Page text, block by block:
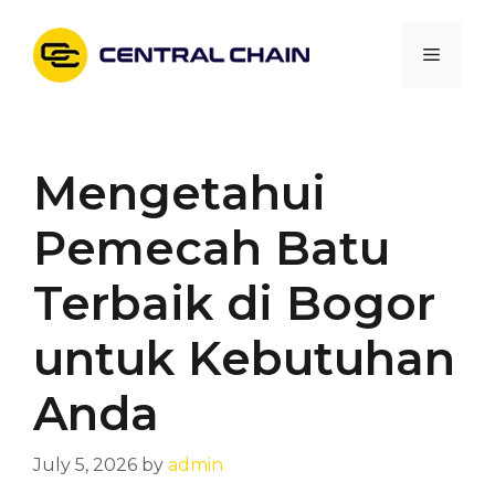
content
Menu
Mengetahui
Pemecah Batu
Terbaik di Bogor
untuk Kebutuhan
Anda
July 5, 2026 by admin